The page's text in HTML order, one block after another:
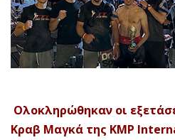
Ολοκληρώθηκαν οι
Κραβ Μαγκά της KMP